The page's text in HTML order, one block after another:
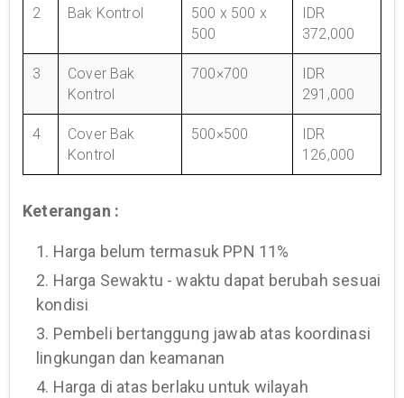
2 Bak Kontrol
500 x 500 x
500
IDR
372,000
3
Cover Bak
Kontrol
700×700
IDR
291,000
4
Cover Bak
Kontrol
500×500
IDR
126,000
Keterangan :
1. Harga belum termasuk PPN 11%
2. Harga Sewaktu - waktu dapat berubah sesuai
kondisi
3. Pembeli bertanggung jawab atas koordinasi
lingkungan dan keamanan
4. Harga di atas berlaku untuk wilayah